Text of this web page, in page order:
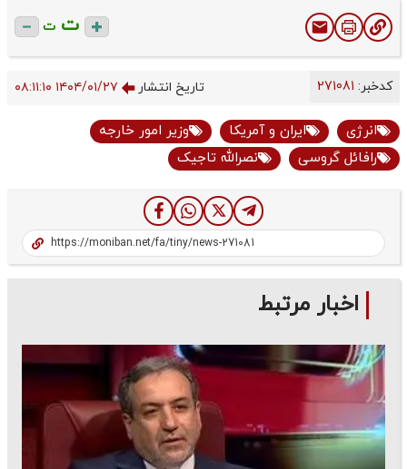
ت ت
کدخبر: تاریخ انتشار ۱۴۰۴/۰۱/۲۷ ۰۸:۱۱:۱۰
انرژی ایران و آمریکا
وزیر امور خارجه
رافائل گروسی
نصرالله تاجیک
اخبار مرتبط